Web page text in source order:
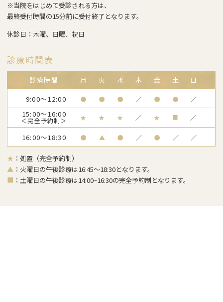
※当院をはじめて受診される方は、
最終受付時間の15分前に受付終了となります。
休診日：木曜、日曜、祝日
診療時間表
診療時間 月 火 水 木 金 土
日
9:00～12:00
● ● ● ／ ● ● ／
15:00～16:00
＜完全予約制＞ ★ ★ ★ ／ ★ ■ ／
16:00～18:30 ● ▲ ● ／ ● ／ ／
★ ：処置（完全予約制）
▲ ：火曜日の午後診療は16:45～18:30となります。
■ ：土曜日の午後診療は14:00~16:30の完全予約制となります。